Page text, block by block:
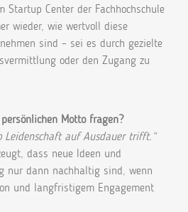
Startup Center der Fachhochschule
wieder, wie wertvoll diese
sind – sei es durch gezielte
oder den Zugang zu
Motto fragen?
Leidenschaft auf Ausdauer trifft.“
dass neue Ideen und
nur dann nachhaltig sind, wenn
und langfristigem Engagement